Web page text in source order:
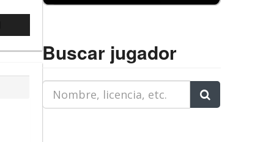
Buscar jugador